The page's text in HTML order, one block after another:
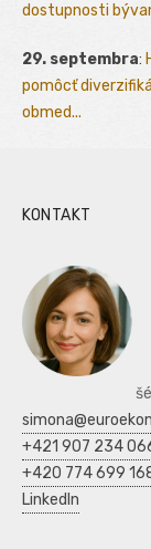
dostupnosti
29. septembra:
pomôcť
obmed...
KONTAKT
+421 907 234
+420 774 699
LinkedIn